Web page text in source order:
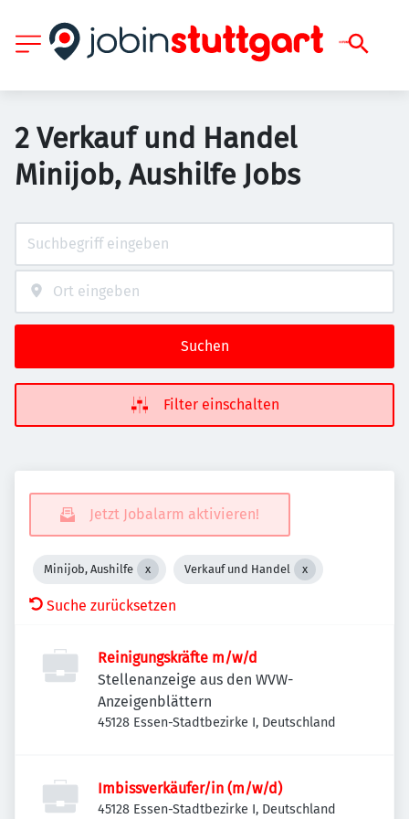
2 Verkauf und Handel
Minijob, Aushilfe Jobs
Suchen
Filter einschalten
Jetzt Jobalarm aktivieren!
Minijob, Aushilfe Verkauf und Handel
Suche zurücksetzen
Reinigungskräfte m/w/d
Stellenanzeige aus den WVW-
Anzeigenblättern
45128 Essen-Stadtbezirke I, Deutschland
Imbissverkäufer/in (m/w/d)
45128 Essen-Stadtbezirke I, Deutschland